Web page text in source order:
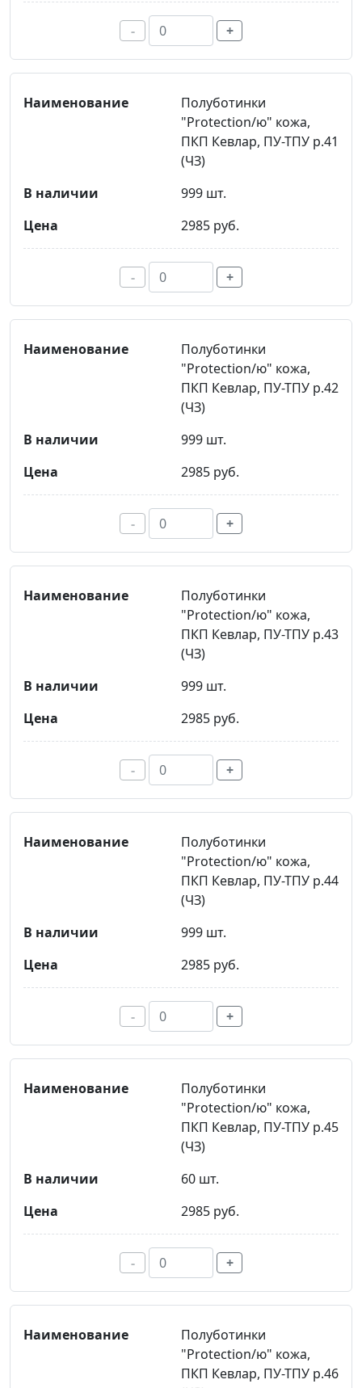
- +
Полуботинки
"Protection/ю" кожа,
ПКП Кевлар, ПУ-ТПУ р.41
(ЧЗ)
999 шт.
2985 руб.
- +
Полуботинки
"Protection/ю" кожа,
ПКП Кевлар, ПУ-ТПУ р.42
(ЧЗ)
999 шт.
2985 руб.
- +
Полуботинки
"Protection/ю" кожа,
ПКП Кевлар, ПУ-ТПУ р.43
(ЧЗ)
999 шт.
2985 руб.
- +
Полуботинки
"Protection/ю" кожа,
ПКП Кевлар, ПУ-ТПУ р.44
(ЧЗ)
999 шт.
2985 руб.
- +
Полуботинки
"Protection/ю" кожа,
ПКП Кевлар, ПУ-ТПУ р.45
(ЧЗ)
60 шт.
2985 руб.
- +
Полуботинки
"Protection/ю" кожа,
ПКП Кевлар, ПУ-ТПУ р.46